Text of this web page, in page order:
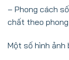
– Phong cách
chất theo phong
Một số hình ảnh